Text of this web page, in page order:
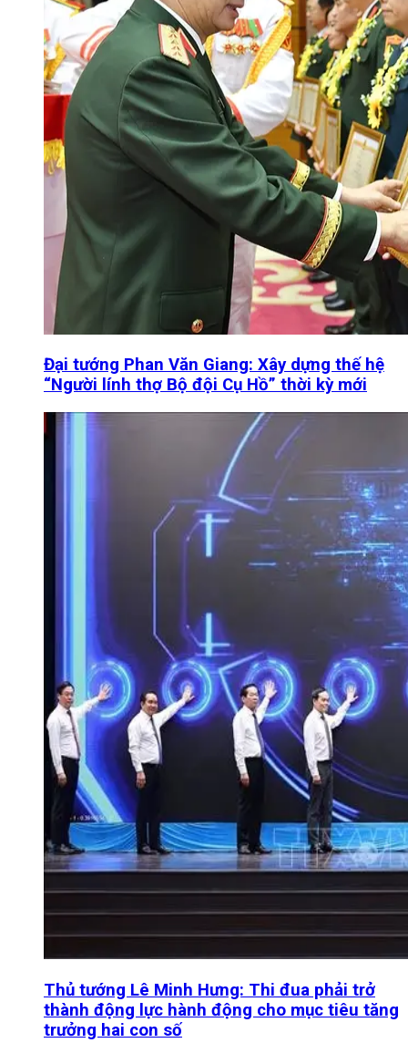
Đại tướng Phan Văn Giang: Xây dựng thế hệ
“Người lính thợ Bộ đội Cụ Hồ” thời kỳ mới
Thủ tướng Lê Minh Hưng: Thi đua phải trở
thành động lực hành động cho mục tiêu tăng
trưởng hai con số